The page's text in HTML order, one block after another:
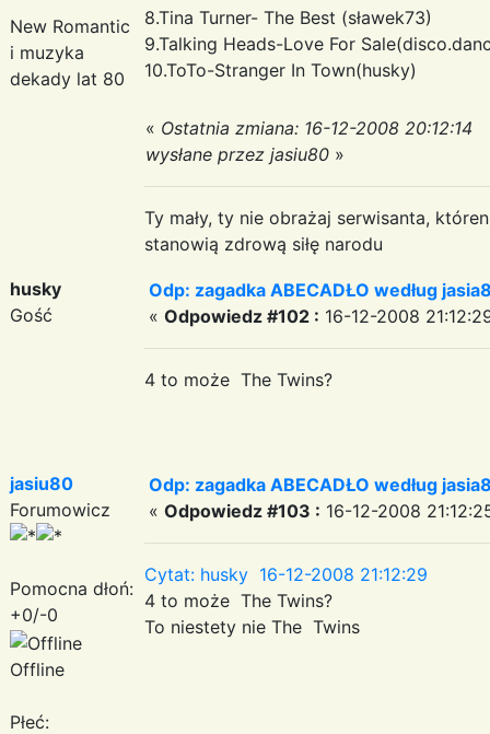
New Romantic
i muzyka
dekady lat 80
8.Tina Turner- The Best (sławek73)
9.Talking Heads-Love For
10.ToTo-Stranger In Town(husky)
« Ostatnia zmiana: 16-12-2008 20:12:14
wysłane przez jasiu80 »
Ty mały, ty nie obrażaj serwisanta,
stanowią zdrową siłę narodu
husky
Gość
Odp: zagadka ABECADŁO według
« Odpowiedz #102 : 16-12-2008
4 to może The Twins?
jasiu80
Forumowicz
Pomocna dłoń:
+0/-0
Offline
Płeć:
Odp: zagadka ABECADŁO według
« Odpowiedz #103 : 16-12-2008
Cytat: husky 16-12-2008 21:12:29
4 to może The Twins?
To niestety nie The Twins